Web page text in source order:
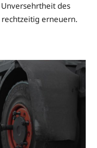
des
erneuern.